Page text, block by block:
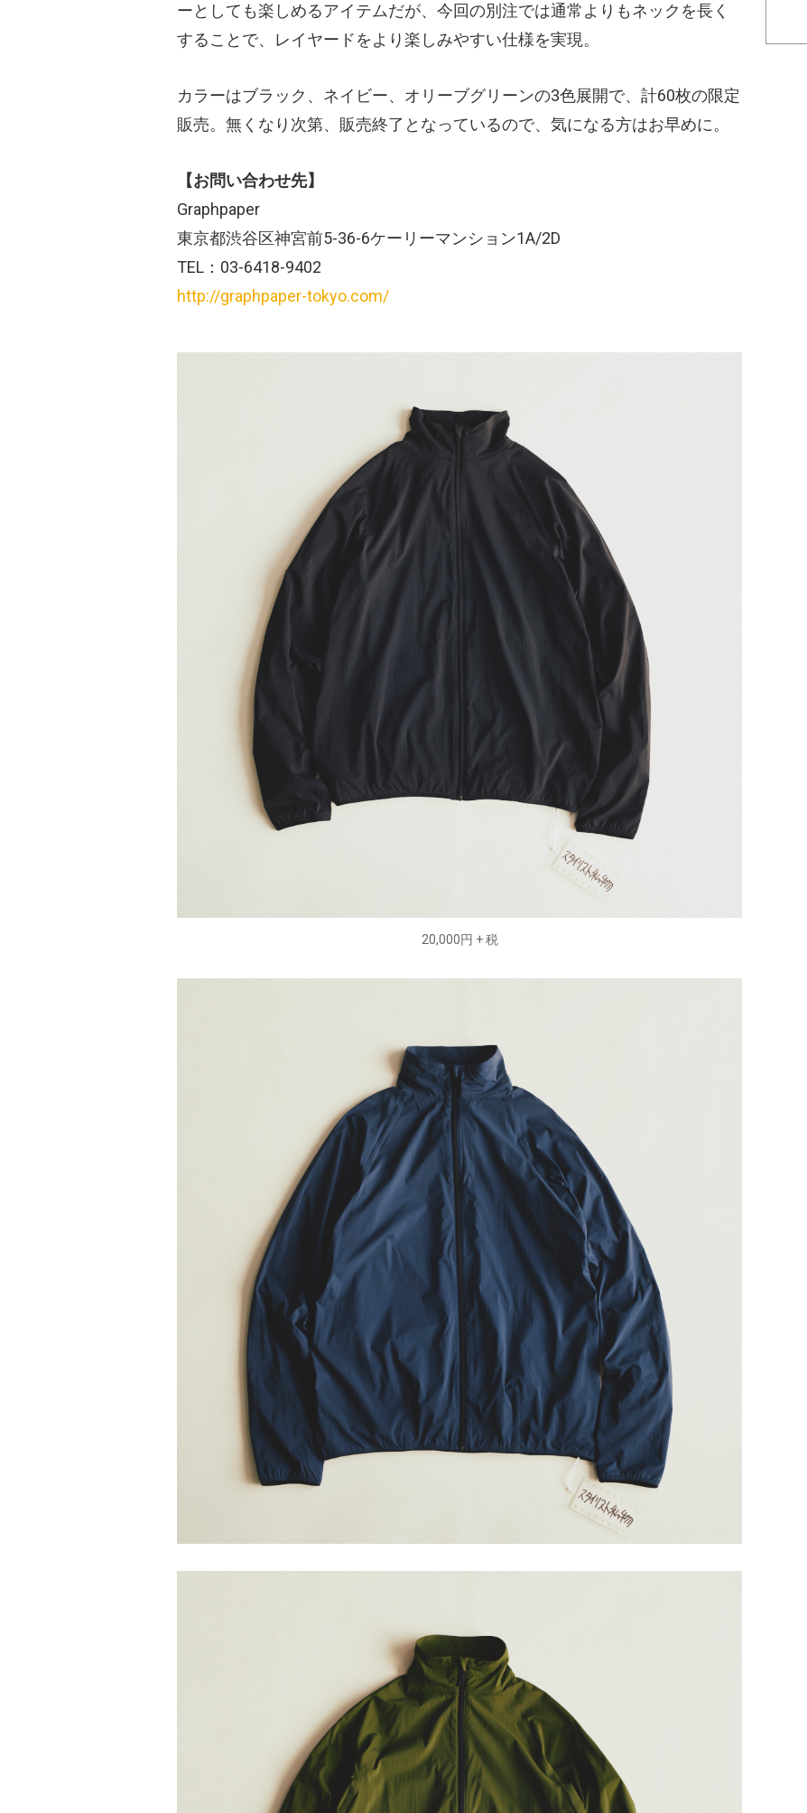
ーとしても楽しめるアイテムだが、今回の別注では通常よりもネックを長く
することで、レイヤードをより楽しみやすい仕様を実現。
カラーはブラック、ネイビー、オリーブグリーンの3色展開で、計60枚の限定
販売。無くなり次第、販売終了となっているので、気になる方はお早めに。
【お問い合わせ先】
Graphpaper
東京都渋谷区神宮前5-36-6ケーリーマンション1A/2D
TEL：03-6418-9402
http://graphpaper-tokyo.com/
20,000円 + 税